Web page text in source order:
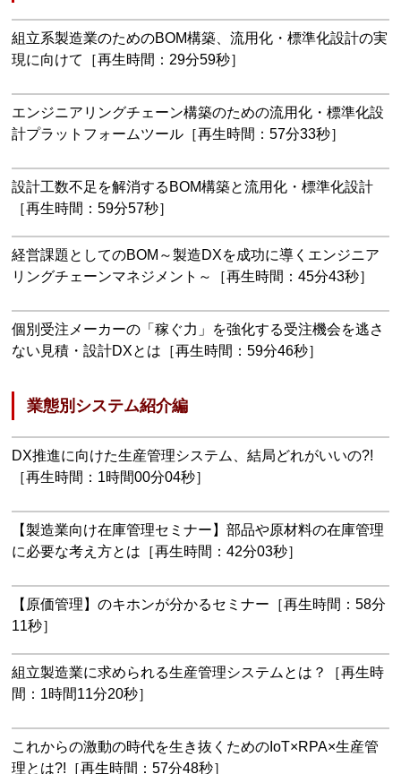
組立系製造業のためのBOM構築、流用化・標準化設計の実
現に向けて［再生時間：29分59秒］
エンジニアリングチェーン構築のための流用化・標準化設
計プラットフォームツール［再生時間：57分33秒］
設計工数不足を解消するBOM構築と流用化・標準化設計
［再生時間：59分57秒］
経営課題としてのBOM～製造DXを成功に導くエンジニア
リングチェーンマネジメント～［再生時間：45分43秒］
個別受注メーカーの「稼ぐ力」を強化する受注機会を逃さ
ない見積・設計DXとは［再生時間：59分46秒］
業態別システム紹介編
DX推進に向けた生産管理システム、結局どれがいいの?!
［再生時間：1時間00分04秒］
【製造業向け在庫管理セミナー】部品や原材料の在庫管理
に必要な考え方とは［再生時間：42分03秒］
【原価管理】のキホンが分かるセミナー［再生時間：58分
11秒］
組立製造業に求められる生産管理システムとは？［再生時
間：1時間11分20秒］
これからの激動の時代を生き抜くためのIoT×RPA×生産管
理とは?!［再生時間：57分48秒］